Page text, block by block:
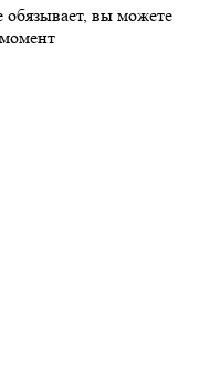
обязывает, вы можете